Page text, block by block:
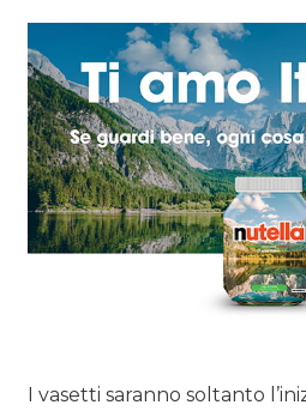
I vasetti saranno soltanto